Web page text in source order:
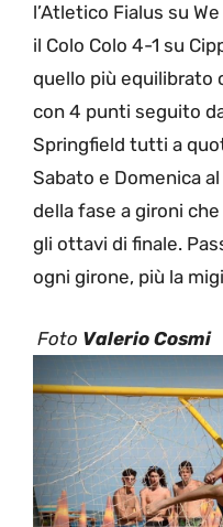
l’Atletico Fialus su
il Colo Colo 4-1 su
quello più equilibrato
con 4 punti seguito
Springfield tutti a
Sabato e Domenica
della fase a gironi
gli ottavi di finale.
ogni girone, più la
Foto Valerio Cosmi